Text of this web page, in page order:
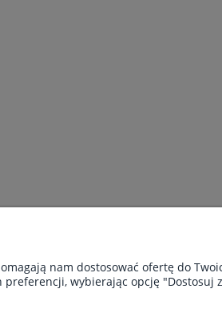
nam dostosować ofertę do
wybierając opcję "Dostosuj